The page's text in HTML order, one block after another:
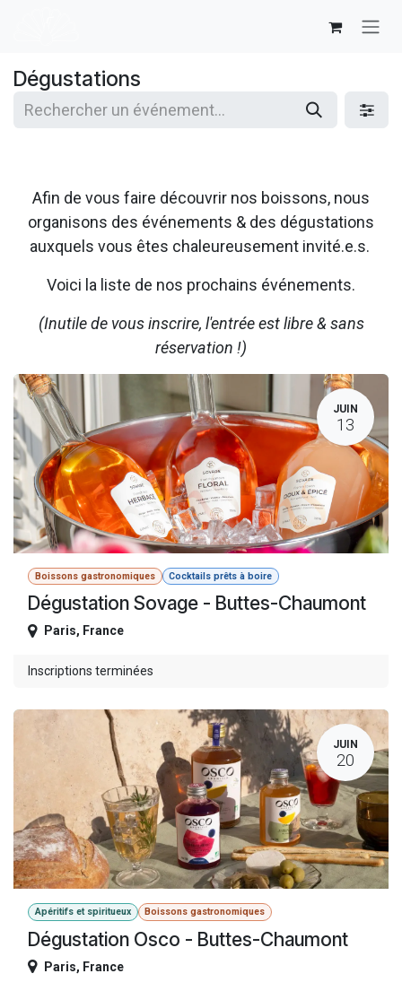
Dégustations
Afin de vous faire découvrir nos boissons, nous
organisons des événements & des dégustations
auxquels vous êtes chaleureusement invité.e.s.
Voici la liste de nos prochains événements.
(Inutile de vous inscrire, l'entrée est libre & sans
réservation !)
JUIN
13
Boissons gastronomiques Cocktails prêts à boire
Dégustation Sovage - Buttes-Chaumont
Paris, France
Inscriptions terminées
JUIN
20
Apéritifs et spiritueux Boissons gastronomiques
Dégustation Osco - Buttes-Chaumont
Paris, France